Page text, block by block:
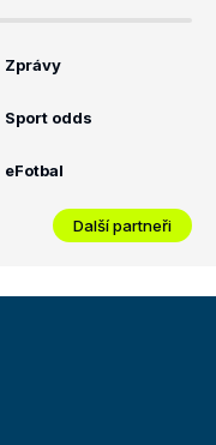
Zprávy
Sport odds
eFotbal
Další partneři